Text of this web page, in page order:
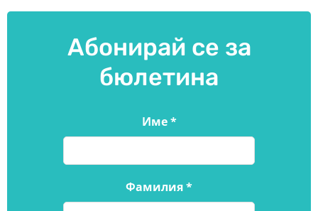
Абонирай се за
бюлетина
Име*
Фамилия*